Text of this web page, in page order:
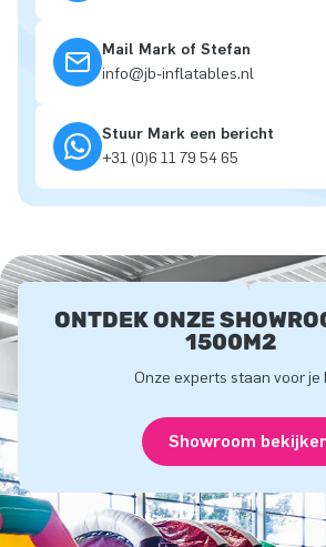
Mail Mark of Stefan
info@jb-inflatables.nl
Stuur Mark een bericht
+31 (0)6 11 79 54 65
ONTDEK ONZE
1500M2
Onze experts staan voor je
Showroom